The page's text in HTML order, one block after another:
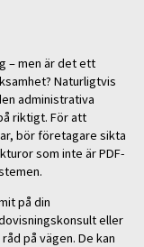
– men är det ett
Naturligtvis
administrativa
riktigt. För att
bör företagare sikta
som inte är PDF-
på din
eller
på vägen. De kan